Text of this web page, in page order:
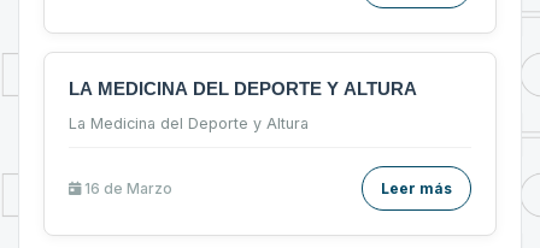
LA MEDICINA DEL DEPORTE Y ALTURA
La Medicina del Deporte y Altura
16 de Marzo Leer más